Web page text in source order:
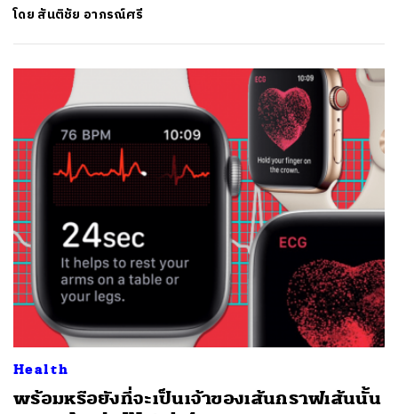
โดย สันติชัย อาภรณ์ศรี
Health
พร้อมหรือยังที่จะเป็นเจ้าของเส้นกราฟเส้นนั้น